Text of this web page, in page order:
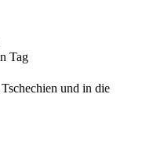
Tag
und in die